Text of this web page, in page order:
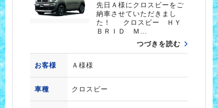
先日Ａ様にクロスビーをご
納車させていただきまし
た！ クロスビー ＨＹ
ＢＲＩＤ Ｍ…
つづきを読む
お客様 Ａ様様
車種 クロスビー